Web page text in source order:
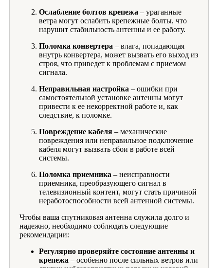
Ослабление болтов крепежа – ураганные
ветра могут ослабить крепежные болты, что
нарушит стабильность антенны и ее работу.
Поломка конвертера – влага, попадающая
внутрь конвертера, может вызвать его выход из
строя, что приведет к проблемам с приемом
сигнала.
Неправильная настройка – ошибки при
самостоятельной установке антенны могут
привести к ее некорректной работе и, как
следствие, к поломке.
Повреждение кабеля – механические
повреждения или неправильное подключение
кабеля могут вызвать сбои в работе всей
системы.
Поломка приемника – неисправности
приемника, преобразующего сигнал в
телевизионный контент, могут стать причиной
неработоспособности всей антенной системы.
Чтобы ваша спутниковая антенна служила долго и
надежно, необходимо соблюдать следующие
рекомендации:
Регулярно проверяйте состояние антенны и
крепежа – особенно после сильных ветров или